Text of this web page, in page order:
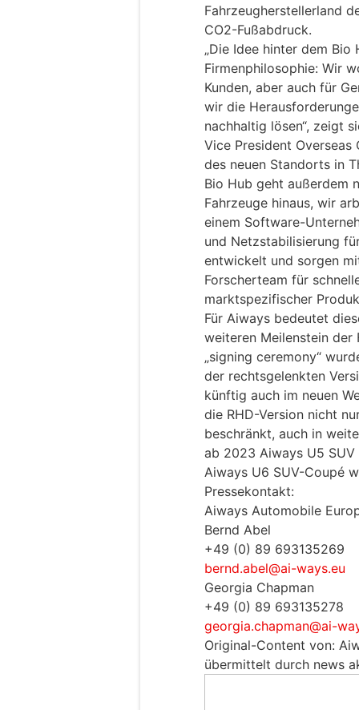
Fahrzeugherstellerland
CO2-Fußabdruck.
„Die Idee hinter dem
Firmenphilosophie: Wir
Kunden, aber auch für
wir die
nachhaltig lösen“, zeigt
Vice President
des neuen Standorts in
Bio Hub geht außerdem
Fahrzeuge hinaus, wir
einem Software-
und Netzstabilisierung
entwickelt und sorgen
Forscherteam für
marktspezifischer
Für Aiways bedeutet
weiteren Meilenstein der
„signing ceremony“
der rechtsgelenkten
künftig auch im neuen
die RHD-Version nicht
beschränkt, auch in
ab 2023 Aiways U5
Aiways U6 SUV-Coupé
Pressekontakt:
Aiways Automobile
Bernd Abel
+49 (0) 89 693135269
bernd.abel@ai-ways.eu
Georgia Chapman
+49 (0) 89 693135278
georgia.chapman@ai-
Original-Content von:
übermittelt durch news